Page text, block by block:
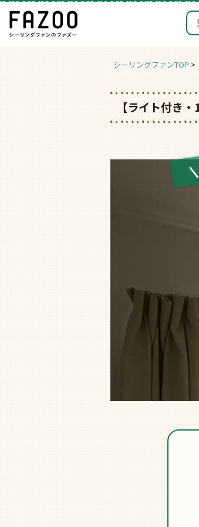
シーリングファンTOP
【ライト付き